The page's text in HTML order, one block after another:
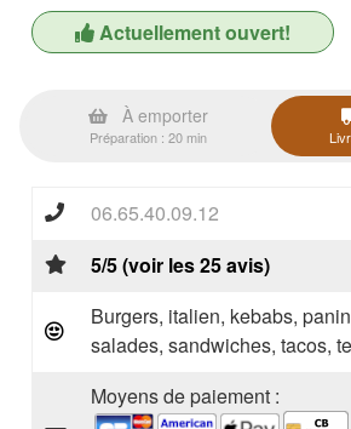
Actuellement ouvert!
À emporter
Préparation : 20 min
06.65.40.09.12
5/5 (voir les 25 avis)
Burgers, italien, kebabs,
salades, sandwiches, tacos,
Moyens de paiement :